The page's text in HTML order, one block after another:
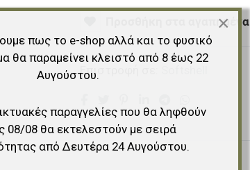
Προσθήκη στα αγαπημένα
Επιστροφή σε:
×
πως το e-shop αλλά και το φυσικό
θα παραμείνει κλειστό από 8 έως 22
Αυγούστου.
παραγγελίες που θα ληφθούν
08/08 θα εκτελεστούν με σειρά
από Δευτέρα 24 Αυγούστου.